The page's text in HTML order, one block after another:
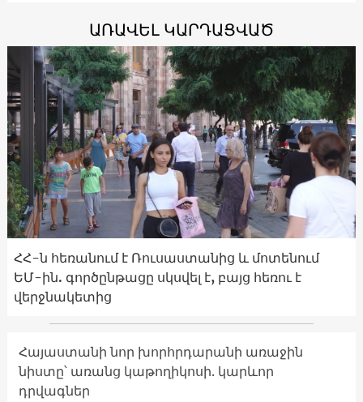
ԱՌԱՎԵԼ ԿԱՐԴԱՑՎԱԾ
ՀՀ-ն հեռանում է Ռուսաստանից և մոտենում
ԵՄ-ին. գործընթացը սկսվել է, բայց հեռու է
վերջնակետից
Հայաստանի նոր խորհրդարանի առաջին
նիստը՝ առանց կաթողիկոսի. կարևոր
դրվագներ